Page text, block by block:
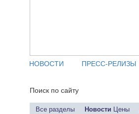
НОВОСТИ ПРЕСС-РЕЛИЗЫ
Поиск по сайту
Все разделы Новости Цены